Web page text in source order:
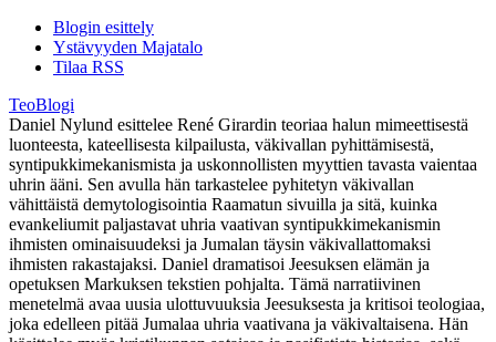
Blogin esittely
Ystävyyden Majatalo
Tilaa RSS
TeoBlogi
Daniel Nylund esittelee René Girardin teoriaa halun mimeettisestä
luonteesta, kateellisesta kilpailusta, väkivallan pyhittämisestä,
syntipukkimekanismista ja uskonnollisten myyttien tavasta vaientaa
uhrin ääni. Sen avulla hän tarkastelee pyhitetyn väkivallan
vähittäistä demytologisointia Raamatun sivuilla ja sitä, kuinka
evankeliumit paljastavat uhria vaativan syntipukkimekanismin
ihmisten ominaisuudeksi ja Jumalan täysin väkivallattomaksi
ihmisten rakastajaksi. Daniel dramatisoi Jeesuksen elämän ja
opetuksen Markuksen tekstien pohjalta. Tämä narratiivinen
menetelmä avaa uusia ulottuvuuksia Jeesuksesta ja kritisoi teologiaa,
joka edelleen pitää Jumalaa uhria vaativana ja väkivaltaisena. Hän